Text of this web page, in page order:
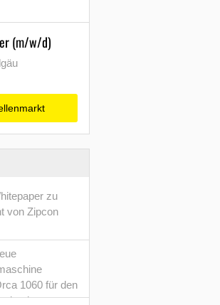
(m/w/d)
zu
von Zipcon
1060 für den
vor